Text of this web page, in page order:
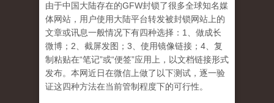
由于中国大陆存在的GFW封锁了很多全球知名媒
体网站，用户使用大陆平台转发被封锁网站上的
文章或讯息一般情况下有四种选择：1、做成长
微博；2、截屏发图；3、使用镜像链接；4、复
制粘贴在“笔记”或“便签”应用上，以文档链接形式
发布。本网近日在微信上做了以下测试，逐一验
证这四种方法在当前管制程度下的可行性。